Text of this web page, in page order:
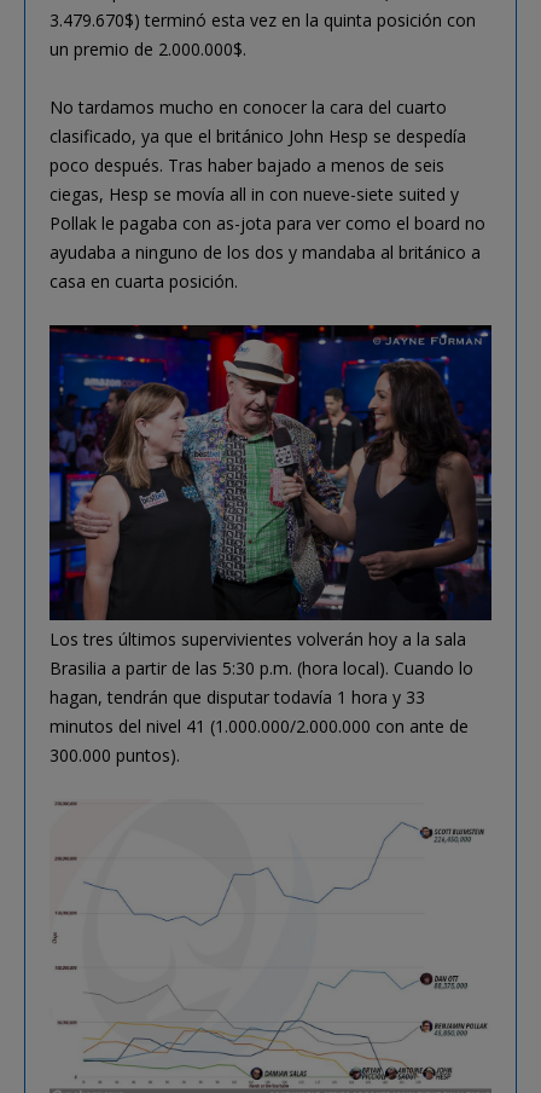
3.479.670$) terminó esta vez en la quinta posición con
un premio de 2.000.000$.
No tardamos mucho en conocer la cara del cuarto
clasificado, ya que el británico John Hesp se despedía
poco después. Tras haber bajado a menos de seis
ciegas, Hesp se movía all in con nueve-siete suited y
Pollak le pagaba con as-jota para ver como el board no
ayudaba a ninguno de los dos y mandaba al británico a
casa en cuarta posición.
Los tres últimos supervivientes volverán hoy a la sala
Brasilia a partir de las 5:30 p.m. (hora local). Cuando lo
hagan, tendrán que disputar todavía 1 hora y 33
minutos del nivel 41 (1.000.000/2.000.000 con ante de
300.000 puntos).